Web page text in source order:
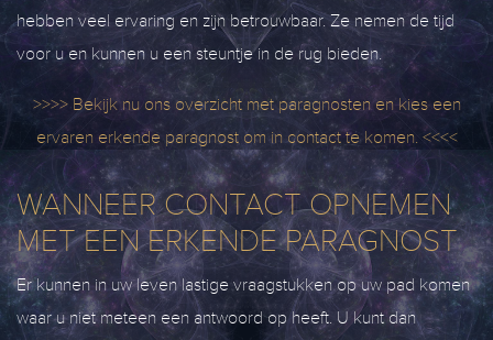
hebben veel ervaring en zijn betrouwbaar. Ze nemen de tijd
voor u en kunnen u een steuntje in de rug bieden.
>>>> Bekijk nu ons overzicht met paragnosten en kies een
ervaren erkende paragnost om in contact te komen. <<<<
WANNEER CONTACT OPNEMEN
MET EEN ERKENDE PARAGNOST
Er kunnen in uw leven lastige vraagstukken op uw pad komen
waar u niet meteen een antwoord op heeft. U kunt dan